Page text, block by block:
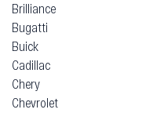
Brilliance
Bugatti
Buick
Cadillac
Chery
Chevrolet